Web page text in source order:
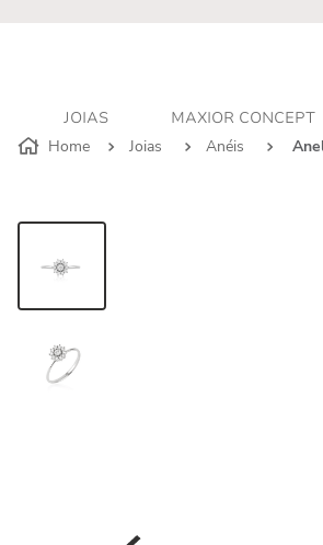
JOIAS MAXIOR CONCEPT
Joias
Anéis